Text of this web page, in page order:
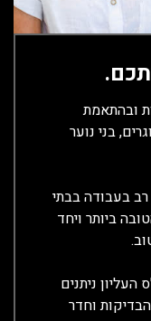
ובהתאמת
בני נוער
רב בעבודה בבתי
ביותר ויחד
ניתנים
וחדר